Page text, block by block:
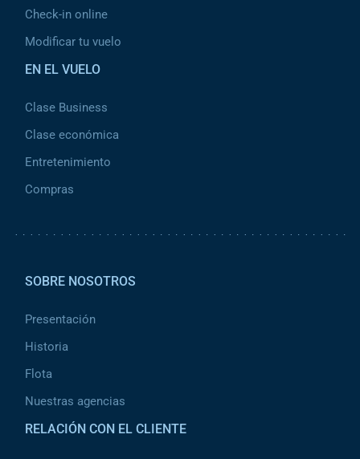
Check-in online
Modificar tu vuelo
EN EL VUELO
Clase Business
Clase económica
Entretenimiento
Compras
SOBRE NOSOTROS
Presentación
Historia
Flota
Nuestras agencias
RELACIÓN CON EL CLIENTE